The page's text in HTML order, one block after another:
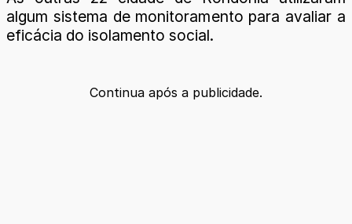
algum sistema de monitoramento para avaliar a
eficácia do isolamento social.
Continua após a publicidade.